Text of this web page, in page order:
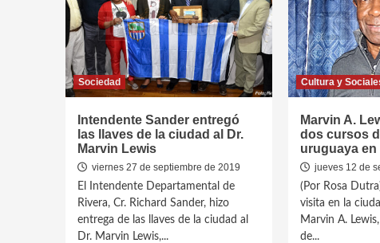
Sociedad
Intendente Sander entregó
las llaves de la ciudad al Dr.
Marvin Lewis
viernes 27 de septiembre de 2019
El Intendente Departamental de
Rivera, Cr. Richard Sander, hizo
entrega de las llaves de la ciudad al
Dr. Marvin Lewis,...
Cultura y
Marvin A.
dos cursos
uruguaya en
jueves 12 de
(Por Rosa
visita en la
Marvin A.
de...